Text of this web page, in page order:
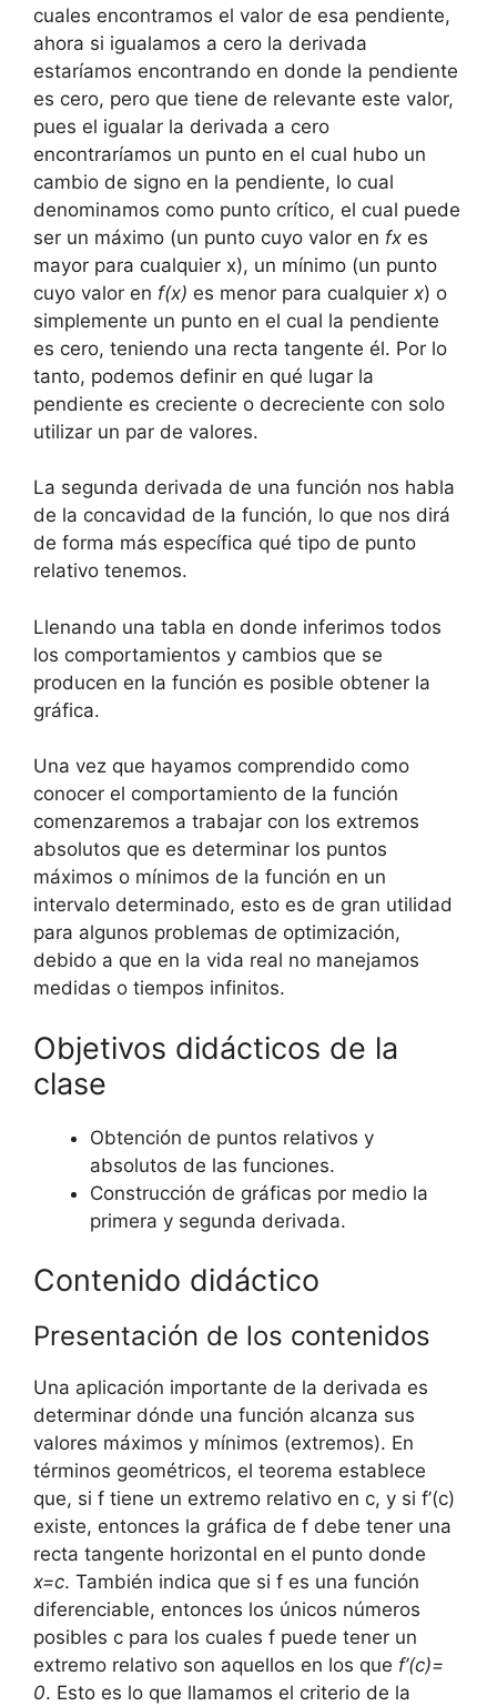
cuales encontramos el valor de esa pendiente,
ahora si igualamos a cero la derivada
estaríamos encontrando en donde la pendiente
es cero, pero que tiene de relevante este valor,
pues el igualar la derivada a cero
encontraríamos un punto en el cual hubo un
cambio de signo en la pendiente, lo cual
denominamos como punto crítico, el cual puede
ser un máximo (un punto cuyo valor en fx es
mayor para cualquier x), un mínimo (un punto
cuyo valor en f(x) es menor para cualquier x) o
simplemente un punto en el cual la pendiente
es cero, teniendo una recta tangente él. Por lo
tanto, podemos definir en qué lugar la
pendiente es creciente o decreciente con solo
utilizar un par de valores.
La segunda derivada de una función nos habla
de la concavidad de la función, lo que nos dirá
de forma más específica qué tipo de punto
relativo tenemos.
Llenando una tabla en donde inferimos todos
los comportamientos y cambios que se
producen en la función es posible obtener la
gráfica.
Una vez que hayamos comprendido como
conocer el comportamiento de la función
comenzaremos a trabajar con los extremos
absolutos que es determinar los puntos
máximos o mínimos de la función en un
intervalo determinado, esto es de gran utilidad
para algunos problemas de optimización,
debido a que en la vida real no manejamos
medidas o tiempos infinitos.
Objetivos didácticos de la
clase
Obtención de puntos relativos y
absolutos de las funciones.
Construcción de gráficas por medio la
primera y segunda derivada.
Contenido didáctico
Presentación de los contenidos
Una aplicación importante de la derivada es
determinar dónde una función alcanza sus
valores máximos y mínimos (extremos). En
términos geométricos, el teorema establece
que, si f tiene un extremo relativo en c, y si f’(c)
existe, entonces la gráfica de f debe tener una
recta tangente horizontal en el punto donde
x=c. También indica que si f es una función
diferenciable, entonces los únicos números
posibles c para los cuales f puede tener un
extremo relativo son aquellos en los que f’(c)=
0. Esto es lo que llamamos el criterio de la